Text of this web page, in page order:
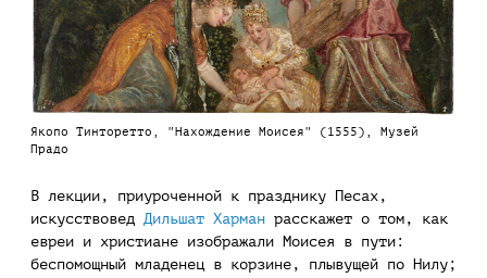
Якопо Тинторетто, "Нахождение Моисея" (1555), Музей
Прадо
В лекции, приуроченной к празднику Песах,
искусствовед Дильшат Харман расскажет о том, как
евреи и христиане изображали Моисея в пути:
беспомощный младенец в корзине, плывущей по Нилу;